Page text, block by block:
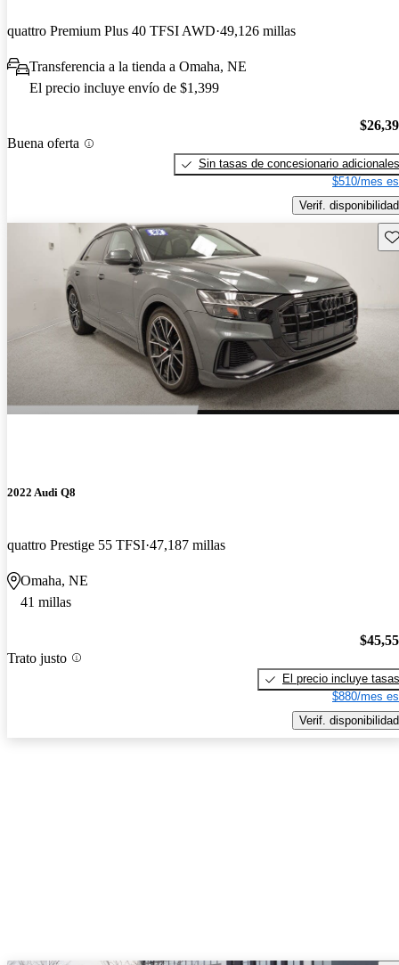
quattro Premium Plus 40 TFSI AWD 49,126 millas
Transferencia a la tienda a Omaha, NE
El precio incluye envío de $1,399
Buena oferta
Sin tasas de concesionario adicionales
$510/mes
Verif. disponibilidad
2022 Audi Q8
quattro Prestige 55 TFSI 47,187 millas
Omaha, NE
41 millas
Trato justo
El precio incluye tasas
$880/mes
Verif. disponibilidad